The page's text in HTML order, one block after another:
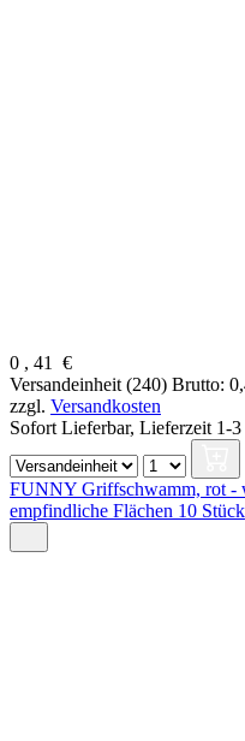
0 , 41
€
Versandeinheit (240) Brutto:
zzgl. Versandkosten
Sofort Lieferbar, Lieferzeit 1-3
FUNNY Griffschwamm, rot -
empfindliche Flächen 10 Stück